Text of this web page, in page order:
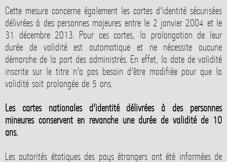
Cette mesure concerne également les cartes d’identité sécurisées
délivrées à des personnes majeures entre le 2 janvier 2004 et le
31 décembre 2013. Pour ces cartes, la prolongation de leur
durée de validité est automatique et ne nécessite aucune
démarche de la part des administrés. En effet, la date de validité
inscrite sur le titre n’a pas besoin d’être modifiée pour que la
validité soit prolongée de 5 ans.
Les cartes nationales d’identité délivrées à des personnes
mineures conservent en revanche une durée de validité de 10
ans.
Les autorités étatiques des pays étrangers ont été informées de